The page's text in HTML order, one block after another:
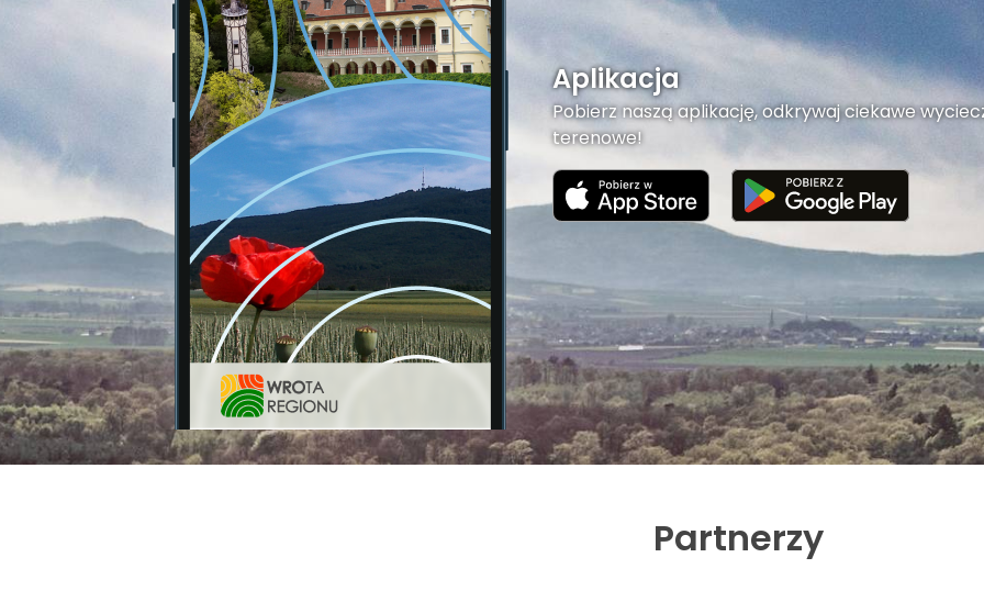
Aplikacja
Pobierz naszą aplikację, odkrywaj ciekawe
terenowe!
Partnerzy